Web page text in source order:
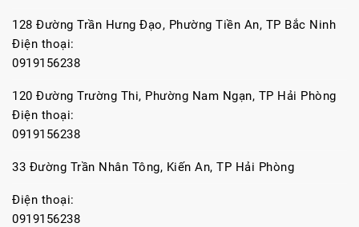
128 Đường Trần Hưng Đạo, Phường Tiền An, TP Bắc Ninh
Điện thoại:
0919156238
120 Đường Trường Thi, Phường Nam Ngạn, TP Hải Phòng
Điện thoại:
0919156238
33 Đường Trần Nhân Tông, Kiến An, TP Hải Phòng
Điện thoại:
0919156238